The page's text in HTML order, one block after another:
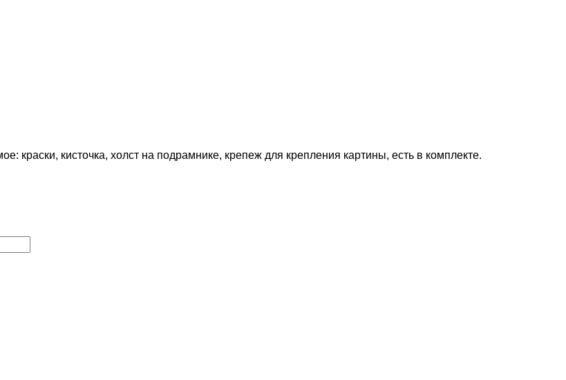
краски, кисточка, холст на подрамнике, крепеж для крепления картины, есть в комплекте.